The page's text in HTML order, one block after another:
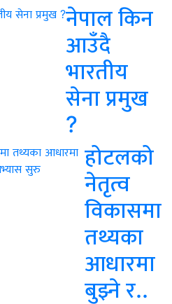
नेपाल किन
आउँदै
भारतीय
सेना प्रमुख
?
होटलको
नेतृत्व
विकासमा
तथ्यका
आधारमा
बुझ्ने र..